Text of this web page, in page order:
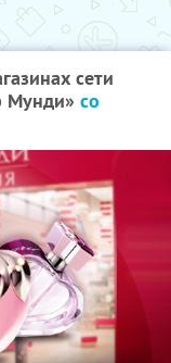
сети
Мунди» со